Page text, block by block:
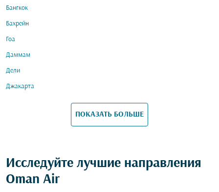
Бангкок
Бахрейн
Гоа
Даммам
Дели
Джакарта
ПОКАЗАТЬ БОЛЬШЕ
Исследуйте лучшие направления
Oman Air